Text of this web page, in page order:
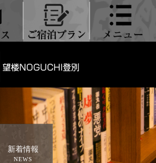
新着情報
NEWS